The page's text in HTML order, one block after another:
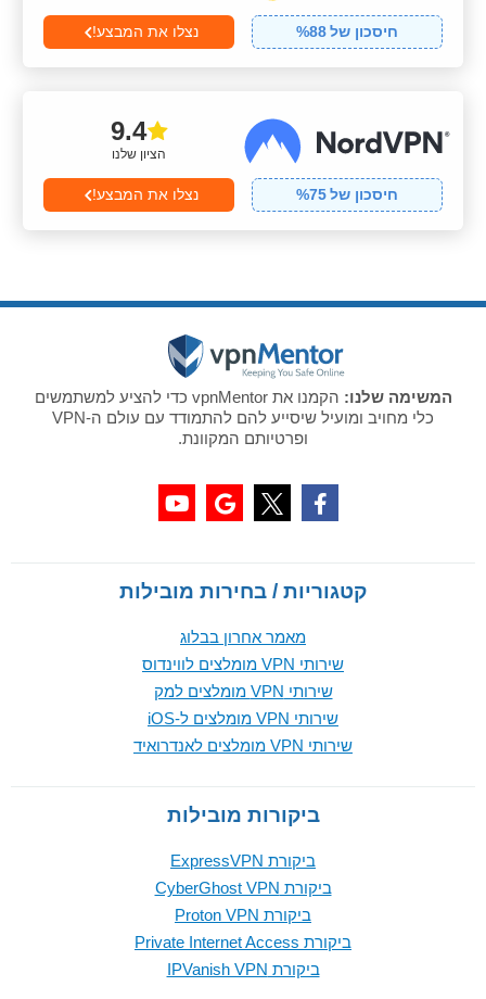
חיסכון של88
% נצלו את המבצע!
הציון שלנו
9.4
חיסכון של75
% נצלו את המבצע!
המשימה שלנו:
הקמנו את vpnMentor כדי להציע למשתמשים
כלי מחויב ומועיל שיסייע להם להתמודד עם עולם ה-VPN
ופרטיותם המקוונת.
קטגוריות / בחירות מובילות
מאמר אחרון בבלוג
שירותי VPN מומלצים לווינדוס
שירותי VPN מומלצים למק
שירותי VPN מומלצים ל-iOS
שירותי VPN מומלצים לאנדרואיד
ביקורות מובילות
ביקורת ExpressVPN
ביקורת CyberGhost VPN
ביקורת Proton VPN
ביקורת Private Internet Access
ביקורת IPVanish VPN